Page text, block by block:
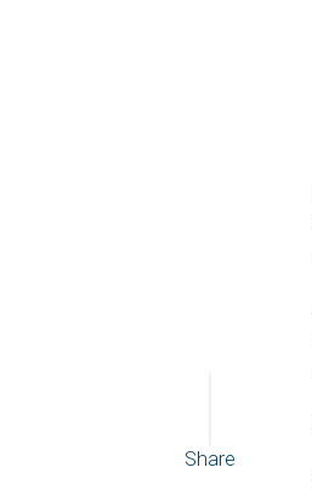
Share